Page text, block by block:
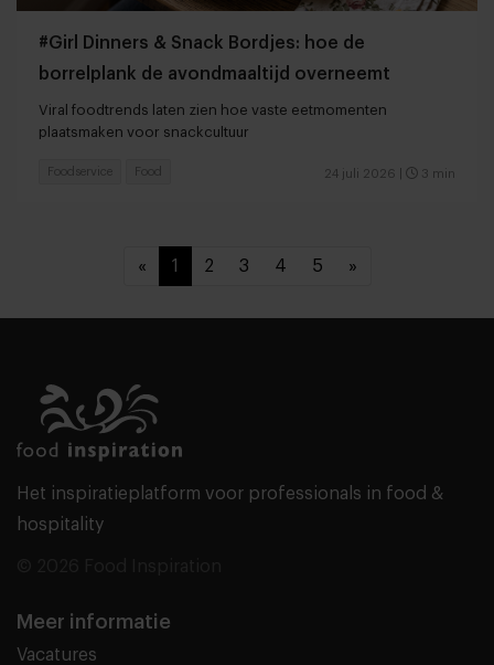
#Girl Dinners & Snack Bordjes: hoe de
borrelplank de avondmaaltijd overneemt
Viral foodtrends laten zien hoe vaste eetmomenten
plaatsmaken voor snackcultuur
24 juli 2026 3 min
Foodservice Food
« 1 2 3 4 5 »
Het inspiratieplatform voor professionals in food &
hospitality
Meer informatie
Vacatures